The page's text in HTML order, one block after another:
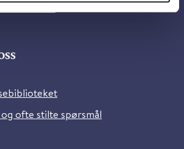
ofte stilte spørsmål